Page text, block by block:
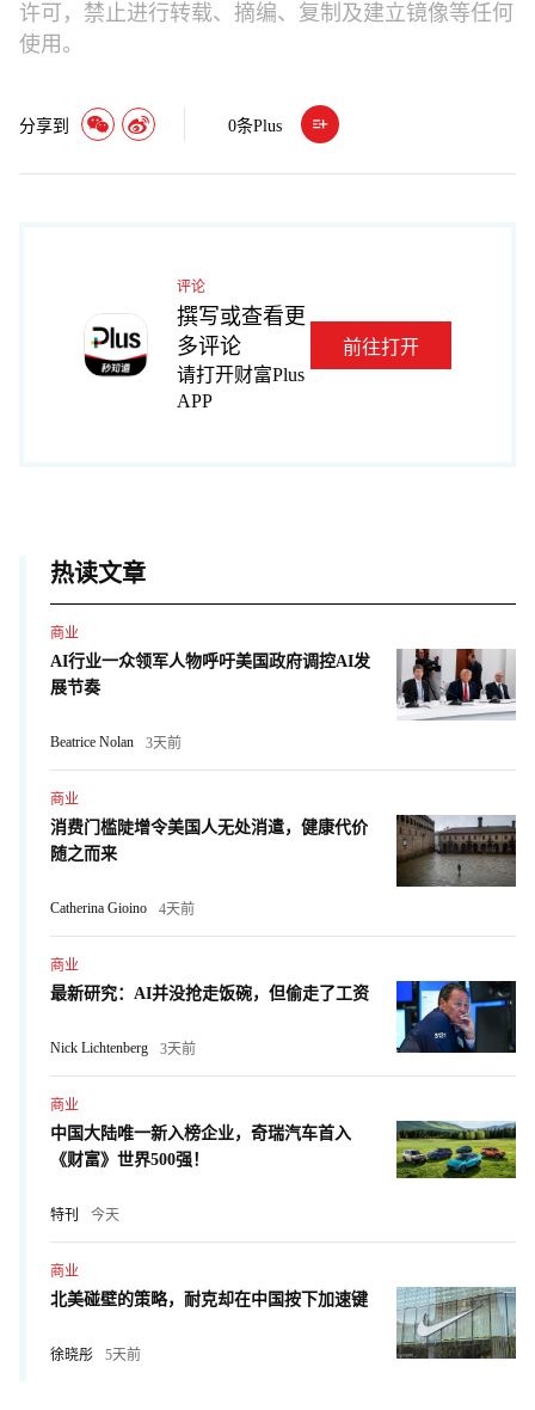
许可，禁止进行转载、摘编、复制及建立镜像等任何
使用。
分享到 0条Plus
评论
撰写或查看更
多评论
请打开财富Plus
APP
前往打开
热读文章
商业
AI行业一众领军人物呼吁美国政府调控AI发
展节奏
Beatrice Nolan 3天前
商业
消费门槛陡增令美国人无处消遣，健康代价
随之而来
Catherina Gioino 4天前
商业
最新研究：AI并没抢走饭碗，但偷走了工资
Nick Lichtenberg 3天前
商业
中国大陆唯一新入榜企业，奇瑞汽车首入
《财富》世界500强！
特刊 今天
商业
北美碰壁的策略，耐克却在中国按下加速键
徐晓彤 5天前